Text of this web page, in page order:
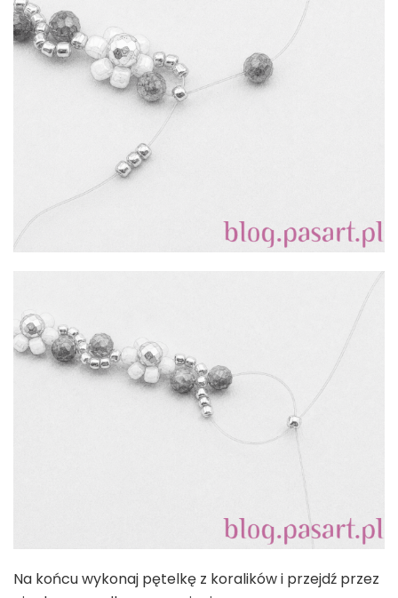
Na końcu wykonaj pętelkę z koralików i przejdź przez